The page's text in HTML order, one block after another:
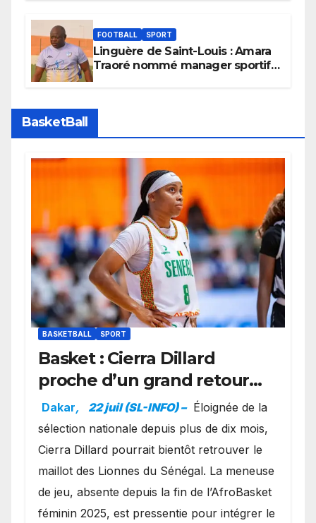
FOOTBALL SPORT
Linguère de Saint-Louis : Amara
Traoré nommé manager sportif
BasketBall
BASKETBALL SPORT
Basket : Cierra Dillard
proche d’un grand retour
avec les Lionnes ?
Dakar, 22 juil (SL-INFO) – Éloignée de la
sélection nationale depuis plus de dix mois,
Cierra Dillard pourrait bientôt retrouver le
maillot des Lionnes du Sénégal. La meneuse
de jeu, absente depuis la fin de l’AfroBasket
féminin 2025, est pressentie pour intégrer le